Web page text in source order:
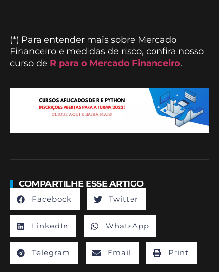
(*) Para entender mais sobre Mercado
Financeiro e medidas de risco, confira nosso
curso de R para o Mercado Financeiro.
COMPARTILHE ESSE ARTIGO
Facebook Twitter
LinkedIn WhatsApp
Telegram Email Print